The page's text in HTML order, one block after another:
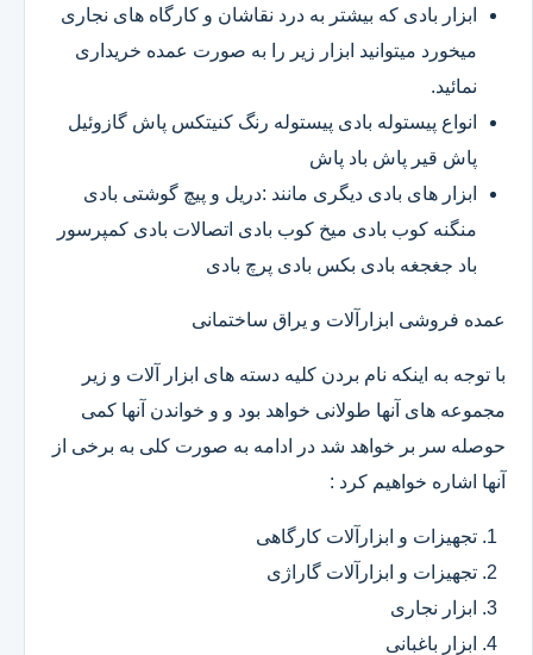
ابزار بادی که بیشتر به درد نقاشان و کارگاه های نجاری
میخورد میتوانید ابزار زیر را به صورت عمده خریداری
نمائید.
انواع پیستوله بادی پیستوله رنگ کنیتکس پاش گازوئیل
پاش قیر پاش باد پاش
ابزار های بادی دیگری مانند :دریل و پیچ گوشتی بادی
منگنه کوب بادی میخ کوب بادی اتصالات بادی کمپرسور
باد جغجغه بادی بکس بادی پرچ بادی
عمده فروشی ابزارآلات و یراق ساختمانی
با توجه به اینکه نام بردن کلیه دسته های ابزار آلات و زیر
مجموعه های آنها طولانی خواهد بود و و خواندن آنها کمی
حوصله سر بر خواهد شد در ادامه به صورت کلی به برخی از
آنها اشاره خواهیم کرد :
تجهیزات و ابزارآلات کارگاهی
تجهیزات و ابزارآلات گاراژی
ابزار نجاری
ابزار باغبانی